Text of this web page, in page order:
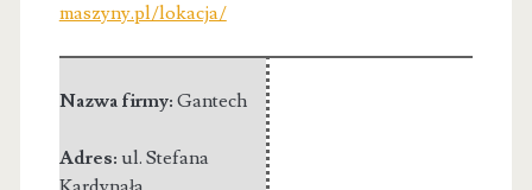
maszyny.pl/lokacja/
Nazwa firmy: Gantech
Adres: ul. Stefana